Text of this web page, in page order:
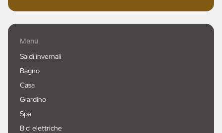
Menu
Saldi invernali
Bagno
Casa
Giardino
Spa
Bici elettriche